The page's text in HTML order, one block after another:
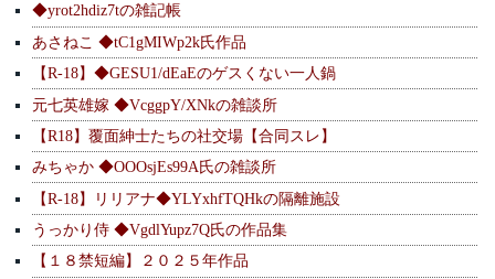
◆yrot2hdiz7tの雑記帳
あさねこ ◆tC1gMIWp2k氏作品
【R-18】◆GESU1/dEaEのゲスくない一人鍋
元七英雄嫁 ◆VcggpY/XNkの雑談所
【R18】覆面紳士たちの社交場【合同スレ】
みちゃか ◆OOOsjEs99A氏の雑談所
【R-18】リリアナ◆YLYxhfTQHkの隔離施設
うっかり侍 ◆VgdlYupz7Q氏の作品集
【１８禁短編】２０２５年作品